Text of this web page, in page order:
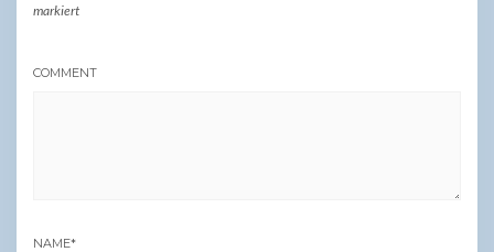
markiert
COMMENT
NAME*